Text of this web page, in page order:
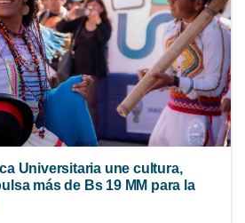
Universitaria une cultura,
más de Bs 19 MM para la